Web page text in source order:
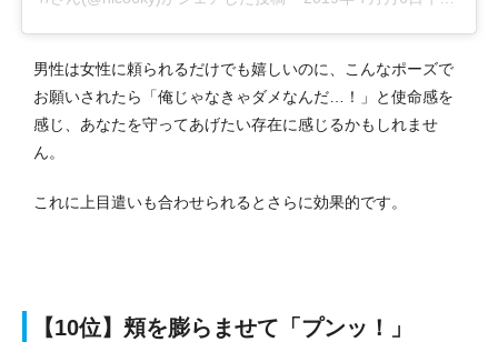
男性は女性に頼られるだけでも嬉しいのに、こんなポーズで
お願いされたら「俺じゃなきゃダメなんだ…！」と使命感を
感じ、あなたを守ってあげたい存在に感じるかもしれませ
ん。
これに上目遣いも合わせられるとさらに効果的です。
【10位】頬を膨らませて「プンッ！」